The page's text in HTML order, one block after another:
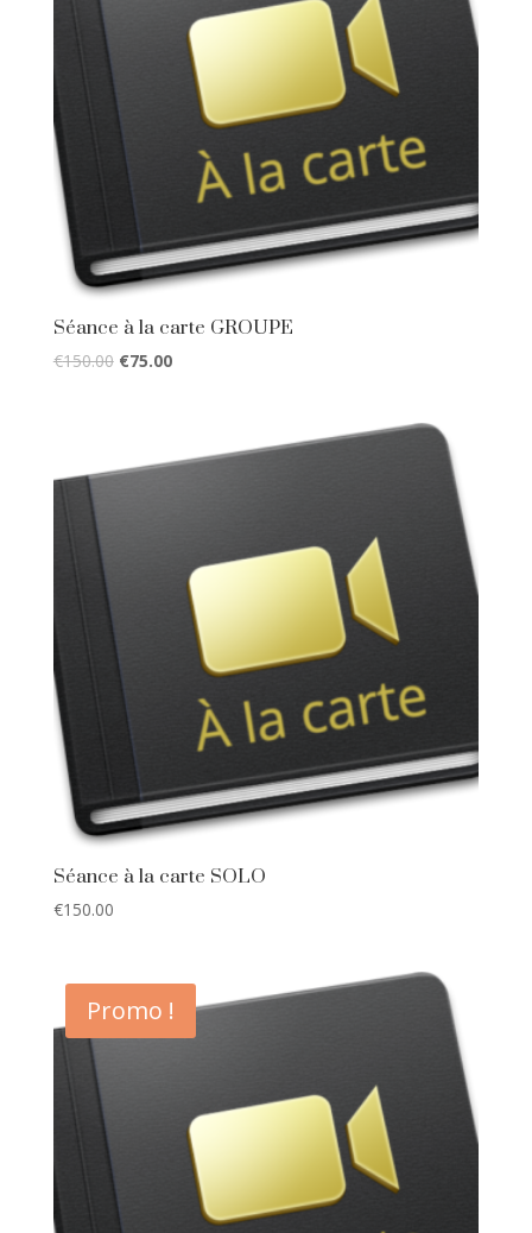
Séance à la carte GROUPE
€150.00 €75.00
Séance à la carte SOLO
€150.00
Promo !